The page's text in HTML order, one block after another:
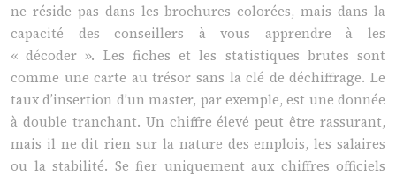
ne réside pas dans les brochures colorées, mais dans la
capacité des conseillers à vous apprendre à les
« décoder ». Les fiches et les statistiques brutes sont
comme une carte au trésor sans la clé de déchiffrage. Le
taux d’insertion d’un master, par exemple, est une donnée
à double tranchant. Un chiffre élevé peut être rassurant,
mais il ne dit rien sur la nature des emplois, les salaires
ou la stabilité. Se fier uniquement aux chiffres officiels